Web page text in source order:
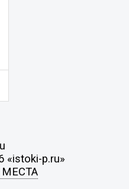
«istoki-p.ru»